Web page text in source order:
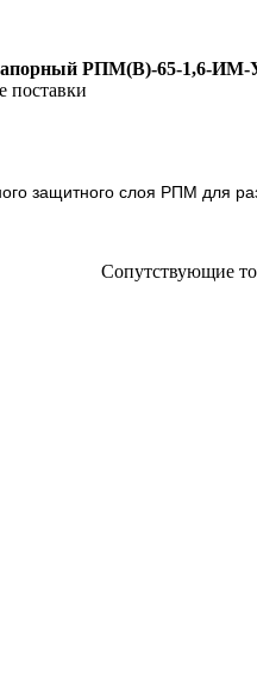
РПМ(В)-65-1,6-ИМ-
поставки
защитного слоя РПМ для
Сопутствующие